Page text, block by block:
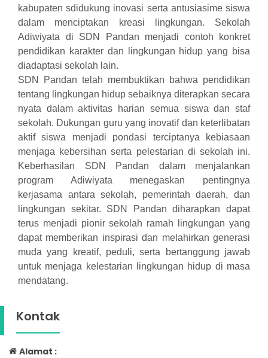
kabupaten sdidukung inovasi serta antusiasime siswa
dalam menciptakan kreasi lingkungan. Sekolah
Adiwiyata di SDN Pandan menjadi contoh konkret
pendidikan karakter dan lingkungan hidup yang bisa
diadaptasi sekolah lain.
SDN Pandan telah membuktikan bahwa pendidikan
tentang lingkungan hidup sebaiknya diterapkan secara
nyata dalam aktivitas harian semua siswa dan staf
sekolah. Dukungan guru yang inovatif dan keterlibatan
aktif siswa menjadi pondasi terciptanya kebiasaan
menjaga kebersihan serta pelestarian di sekolah ini.
Keberhasilan SDN Pandan dalam menjalankan
program Adiwiyata menegaskan pentingnya
kerjasama antara sekolah, pemerintah daerah, dan
lingkungan sekitar. SDN Pandan diharapkan dapat
terus menjadi pionir sekolah ramah lingkungan yang
dapat memberikan inspirasi dan melahirkan generasi
muda yang kreatif, peduli, serta bertanggung jawab
untuk menjaga kelestarian lingkungan hidup di masa
mendatang.
Kontak
Alamat :